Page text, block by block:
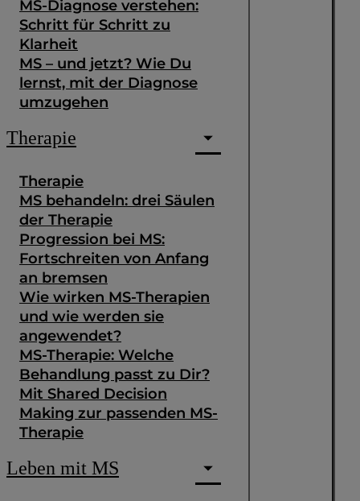
MS-Diagnose verstehen:
Schritt für Schritt zu
Klarheit
MS – und jetzt? Wie Du
lernst, mit der Diagnose
umzugehen
Therapie
Therapie
MS behandeln: drei Säulen
der Therapie
Progression bei MS:
Fortschreiten von Anfang
an bremsen
Wie wirken MS-Therapien
und wie werden sie
angewendet?
MS-Therapie: Welche
Behandlung passt zu Dir?
Mit Shared Decision
Making zur passenden MS-
Therapie
Leben mit MS